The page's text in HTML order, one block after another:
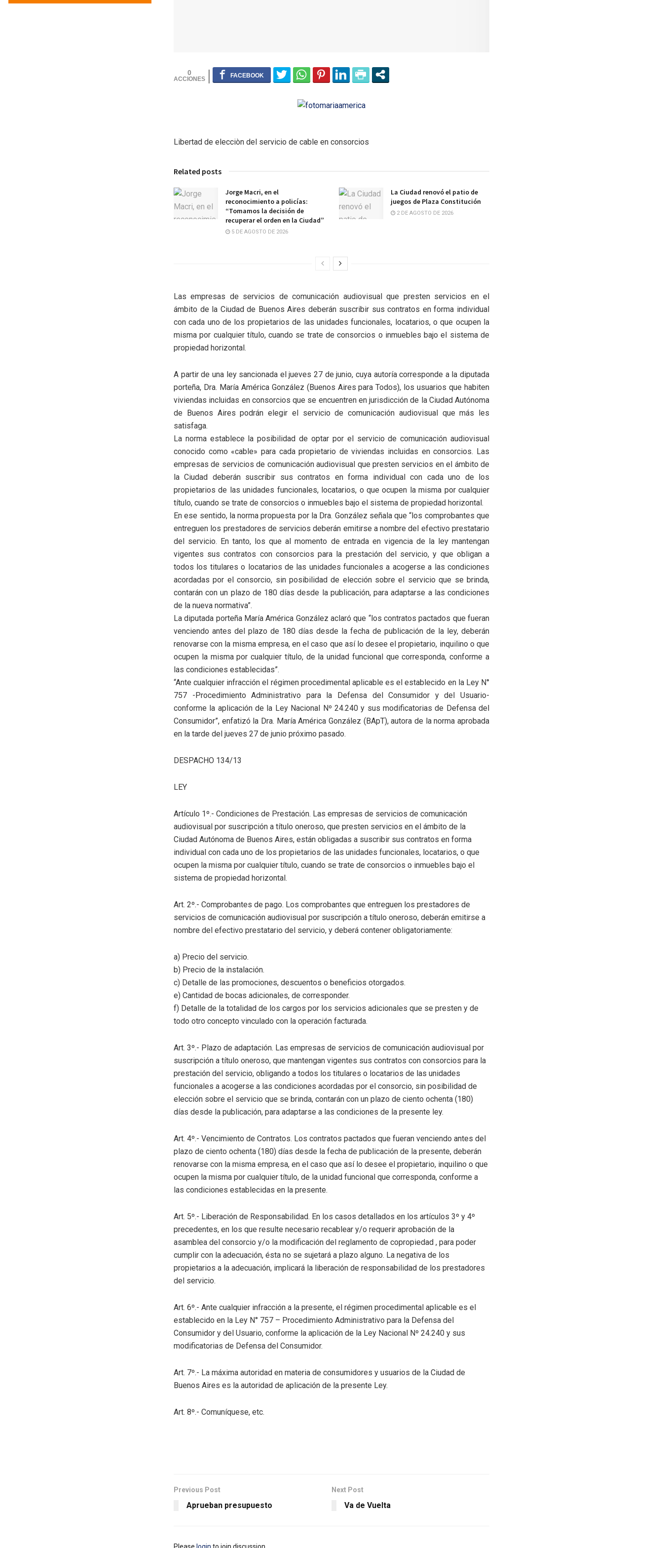
0
Libertad de elecciòn del servicio de cable en consorcios
Related posts
Jorge Macri, en el
reconocimiento a policías:
“Tomamos la decisión de
recuperar el orden en la Ciudad”
5 DE AGOSTO DE 2026
La Ciudad renovó el patio de
juegos de Plaza Constitución
2 DE AGOSTO DE 2026
Las empresas de servicios de comunicación audiovisual que presten servicios en el
ámbito de la Ciudad de Buenos Aires deberán suscribir sus contratos en forma individual
con cada uno de los propietarios de las unidades funcionales, locatarios, o que ocupen la
misma por cualquier título, cuando se trate de consorcios o inmuebles bajo el sistema de
propiedad horizontal.
A partir de una ley sancionada el jueves 27 de junio, cuya autoría corresponde a la diputada
porteña, Dra. María América González (Buenos Aires para Todos), los usuarios que habiten
viviendas incluidas en consorcios que se encuentren en jurisdicción de la Ciudad Autónoma
de Buenos Aires podrán elegir el servicio de comunicación audiovisual que más les
satisfaga.
La norma establece la posibilidad de optar por el servicio de comunicación audiovisual
conocido como «cable» para cada propietario de viviendas incluidas en consorcios. Las
empresas de servicios de comunicación audiovisual que presten servicios en el ámbito de
la Ciudad deberán suscribir sus contratos en forma individual con cada uno de los
propietarios de las unidades funcionales, locatarios, o que ocupen la misma por cualquier
título, cuando se trate de consorcios o inmuebles bajo el sistema de propiedad horizontal.
En ese sentido, la norma propuesta por la Dra. González señala que “los comprobantes que
entreguen los prestadores de servicios deberán emitirse a nombre del efectivo prestatario
del servicio. En tanto, los que al momento de entrada en vigencia de la ley mantengan
vigentes sus contratos con consorcios para la prestación del servicio, y que obligan a
todos los titulares o locatarios de las unidades funcionales a acogerse a las condiciones
acordadas por el consorcio, sin posibilidad de elección sobre el servicio que se brinda,
contarán con un plazo de 180 días desde la publicación, para adaptarse a las condiciones
de la nueva normativa”.
La diputada porteña María América González aclaró que “los contratos pactados que fueran
venciendo antes del plazo de 180 días desde la fecha de publicación de la ley, deberán
renovarse con la misma empresa, en el caso que así lo desee el propietario, inquilino o que
ocupen la misma por cualquier título, de la unidad funcional que corresponda, conforme a
las condiciones establecidas”.
“Ante cualquier infracción el régimen procedimental aplicable es el establecido en la Ley N°
757 -Procedimiento Administrativo para la Defensa del Consumidor y del Usuario-
conforme la aplicación de la Ley Nacional Nº 24.240 y sus modificatorias de Defensa del
Consumidor”, enfatizó la Dra. María América González (BApT), autora de la norma aprobada
en la tarde del jueves 27 de junio próximo pasado.
DESPACHO 134/13
LEY
Artículo 1º.- Condiciones de Prestación. Las empresas de servicios de comunicación
audiovisual por suscripción a título oneroso, que presten servicios en el ámbito de la
Ciudad Autónoma de Buenos Aires, están obligadas a suscribir sus contratos en forma
individual con cada uno de los propietarios de las unidades funcionales, locatarios, o que
ocupen la misma por cualquier título, cuando se trate de consorcios o inmuebles bajo el
sistema de propiedad horizontal.
Art. 2º.- Comprobantes de pago. Los comprobantes que entreguen los prestadores de
servicios de comunicación audiovisual por suscripción a título oneroso, deberán emitirse a
nombre del efectivo prestatario del servicio, y deberá contener obligatoriamente:
a) Precio del servicio.
b) Precio de la instalación.
c) Detalle de las promociones, descuentos o beneficios otorgados.
e) Cantidad de bocas adicionales, de corresponder.
f) Detalle de la totalidad de los cargos por los servicios adicionales que se presten y de
todo otro concepto vinculado con la operación facturada.
Art. 3º.- Plazo de adaptación. Las empresas de servicios de comunicación audiovisual por
suscripción a título oneroso, que mantengan vigentes sus contratos con consorcios para la
prestación del servicio, obligando a todos los titulares o locatarios de las unidades
funcionales a acogerse a las condiciones acordadas por el consorcio, sin posibilidad de
elección sobre el servicio que se brinda, contarán con un plazo de ciento ochenta (180)
días desde la publicación, para adaptarse a las condiciones de la presente ley.
Art. 4º.- Vencimiento de Contratos. Los contratos pactados que fueran venciendo antes del
plazo de ciento ochenta (180) días desde la fecha de publicación de la presente, deberán
renovarse con la misma empresa, en el caso que así lo desee el propietario, inquilino o que
ocupen la misma por cualquier título, de la unidad funcional que corresponda, conforme a
las condiciones establecidas en la presente.
Art. 5º.- Liberación de Responsabilidad. En los casos detallados en los artículos 3º y 4º
precedentes, en los que resulte necesario recablear y/o requerir aprobación de la
asamblea del consorcio y/o la modificación del reglamento de copropiedad , para poder
cumplir con la adecuación, ésta no se sujetará a plazo alguno. La negativa de los
propietarios a la adecuación, implicará la liberación de responsabilidad de los prestadores
del servicio.
Art. 6º.- Ante cualquier infracción a la presente, el régimen procedimental aplicable es el
establecido en la Ley N° 757 – Procedimiento Administrativo para la Defensa del
Consumidor y del Usuario, conforme la aplicación de la Ley Nacional Nº 24.240 y sus
modificatorias de Defensa del Consumidor.
Art. 7º.- La máxima autoridad en materia de consumidores y usuarios de la Ciudad de
Buenos Aires es la autoridad de aplicación de la presente Ley.
Art. 8º.- Comuníquese, etc.
Previous Post
Aprueban presupuesto
Next Post
Va de Vuelta